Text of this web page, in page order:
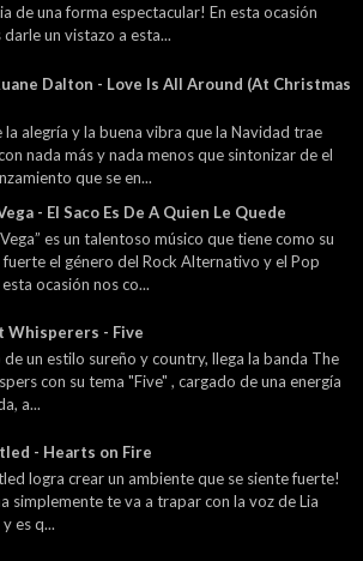
de una forma espectacular! En esta ocasión
un vistazo a esta...
Dalton - Love Is All Around (At Christmas
la alegría y la buena vibra que la Navidad trae
nada más y nada menos que sintonizar de el
que se en...
- El Saco Es De A Quien Le Quede
es un talentoso músico que tiene como su
el género del Rock Alternativo y el Pop
ocasión nos co...
Whisperers - Five
un estilo sureño y country, llega la banda The
con su tema "Five" , cargado de una energía
a...
- Hearts on Fire
logra crear un ambiente que se siente fuerte!
simplemente te va a trapar con la voz de Lia
es q...